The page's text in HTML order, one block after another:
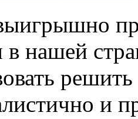
в нaшeй
и